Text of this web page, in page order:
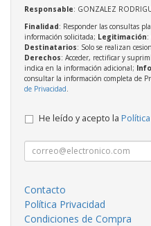
Responsable: GONZALEZ
Finalidad: Responder las consultas
información solicitada; Legitimación:
Destinatarios: Solo se realizan
Derechos: Acceder, rectificar y
indica en la información adicional;
consultar la información completa de
de Privacidad
He leído y acepto la
Contacto
Política Privacidad
Condiciones de Compra